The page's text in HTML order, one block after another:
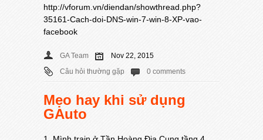
http://vforum.vn/diendan/showthread.php?
35161-Cach-doi-DNS-win-7-win-8-XP-vao-
facebook
GA Team
Nov 22, 2015
Câu hỏi thường gặp
0 comments
Mẹo hay khi sử dụng
GAuto